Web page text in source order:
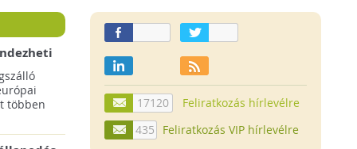
többen
17120
Feliratkozás hírlevélre
435
Feliratkozás VIP hírlevélre